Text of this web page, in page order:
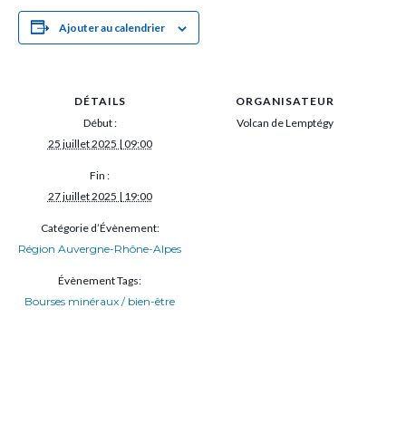
Ajouter au calendrier
DÉTAILS
Début :
25 juillet 2025 | 09:00
Fin :
27 juillet 2025 | 19:00
Catégorie d’Évènement:
Région Auvergne-Rhône-Alpes
Évènement Tags:
Bourses minéraux / bien-être
ORGANISATEUR
Volcan de Lemptégy